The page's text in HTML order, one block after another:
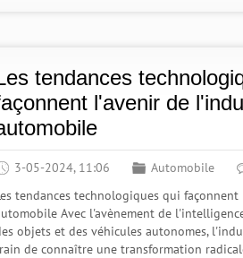
tendances
l'avenir de
3-05-2024, 11:06 Automobile
tendances technologiques qui
Avec l'avènement de
objets et des véhicules autonomes,
de connaître une transformation